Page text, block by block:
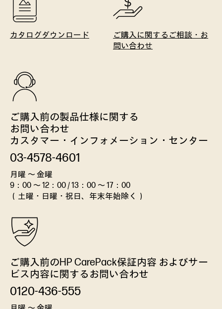
カタログダウンロード ご購入に関する ご相談・お
問い合わせ
ご購入前の製品仕様に関する
お問い合わせ
カスタマー・インフォメーション・ センター
03-4578-4601
月曜 ～ 金曜
9：00 ～ 12：00 / 13：00 ～ 17：00
（土曜・日曜・祝日、年末年始除く）
ご購入前のHP CarePack保証内容 およびサー
ビス内容に関するお問い合わせ
0120-436-555